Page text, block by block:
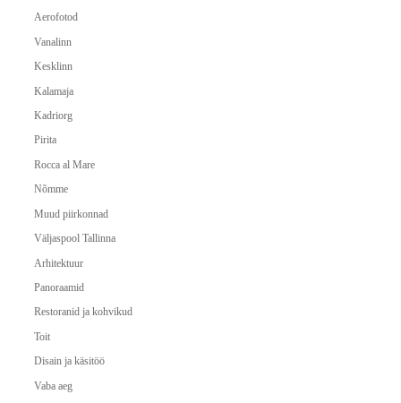
Aerofotod
Vanalinn
Kesklinn
Kalamaja
Kadriorg
Pirita
Rocca al Mare
Nõmme
Muud piirkonnad
Väljaspool Tallinna
Arhitektuur
Panoraamid
Restoranid ja kohvikud
Toit
Disain ja käsitöö
Vaba aeg